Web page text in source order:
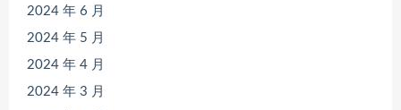
2024 年 6 月
2024 年 5 月
2024 年 4 月
2024 年 3 月